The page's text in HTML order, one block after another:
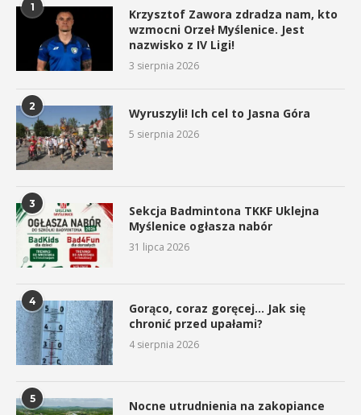
1
Krzysztof Zawora zdradza nam, kto
wzmocni Orzeł Myślenice. Jest
nazwisko z IV Ligi!
3 sierpnia 2026
2 Wyruszyli! Ich cel to Jasna Góra
5 sierpnia 2026
3
Sekcja Badmintona TKKF Uklejna
Myślenice ogłasza nabór
31 lipca 2026
4
Gorąco, coraz goręcej… Jak się
chronić przed upałami?
4 sierpnia 2026
5 Nocne utrudnienia na zakopiance